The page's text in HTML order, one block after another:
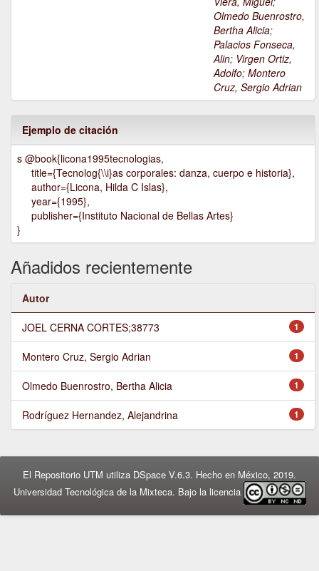
Olmedo Buenrostro,
Bertha Alicia;
Palacios Fonseca,
Alin; Virgen Ortiz,
Adolfo; Montero
Cruz, Sergio Adrian
Ejemplo de citación
s @book{licona1995tecnologias,
title={Tecnolog{\\i}as corporales: danza, cuerpo e historia},
author={Licona, Hilda C Islas},
year={1995},
publisher={Instituto Nacional de Bellas Artes}
}
Añadidos recientemente
Autor
1
JOEL CERNA CORTES;38773
1
Montero Cruz, Sergio Adrian
1
Olmedo Buenrostro, Bertha Alicia
1
Rodríguez Hernandez, Alejandrina
El Repositorio UTM utiliza DSpace V.6.3. Hecho en México, 2019.
Universidad Tecnológica de la Mixteca. Bajo la licencia